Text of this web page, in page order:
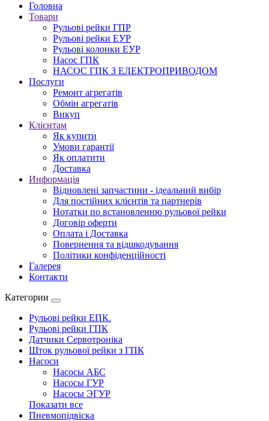
Головна
Товари
Рульові рейки ГПР
Рульові рейки ЕУР
Рульові колонки ЕУР
Насос ГПК
НАСОС ГПК З ЕЛЕКТРОПРИВОДОМ
Послуги
Ремонт агрегатів
Обмін агрегатів
Викуп
Клієнтам
Як купити
Умови гарантії
Як оплатити
Доставка
Информація
Відновлені запчастини - ідеальний вибір
Для постійних клієнтів та партнерів
Нотатки по встановленню рульової рейки
Договір оферти
Оплата і Доставка
Повернення та відшкодування
Політики конфіденційності
Галерея
Контакти
Категории
Рульові рейки ЕПК.
Рульові рейки ГПК
Датчики Сервотроніка
Шток рульової рейки з ГПК
Насоси
Насосы АБС
Насосы ГУР
Насосы ЭГУР
Показати все
Пневмопідвіска